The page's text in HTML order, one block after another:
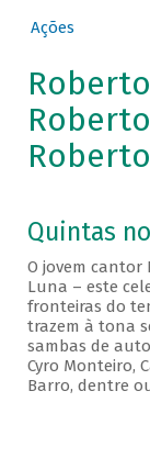
Ações
Quintas
O jovem cantor
Luna – este
fronteiras do
trazem à tona
sambas de
Cyro Monteiro,
Barro, dentre